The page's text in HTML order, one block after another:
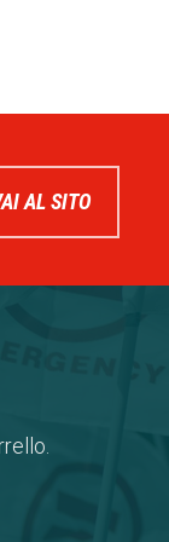
AL SITO